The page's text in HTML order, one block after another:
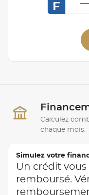
F
Calculez
chaque mois.
Simulez votre
Un crédit
remboursé.